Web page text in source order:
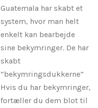
Guatemala har skabt et
system, hvor man helt
enkelt kan bearbejde
sine bekymringer. De har
skabt
”bekymringsdukkerne”
Hvis du har bekymringer,
fortæller du dem blot til